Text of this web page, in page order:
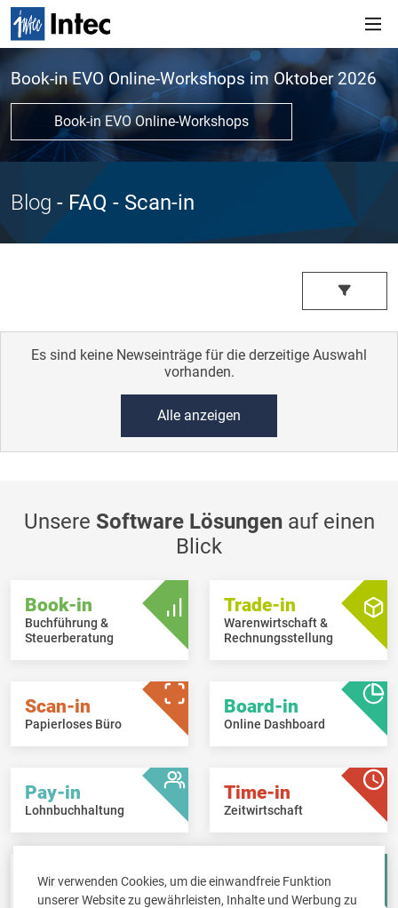
Wir verwenden Cookies, um die einwandfreie Funktion
unserer Website zu gewährleisten, Inhalte und Werbung zu
Book-in EVO Online-Workshops im Oktober 2026
Book-in EVO Online-Workshops
Blog - FAQ - Scan-in
Es sind keine Newseinträge für die derzeitige Auswahl
vorhanden.
Alle anzeigen
Unsere Software Lösungenauf einen
Blick
Book-in
Buchführung &
Steuerberatung
Trade-in
Warenwirtschaft &
Rechnungsstellung
Scan-in
Papierloses Büro
Board-in
Online Dashboard
Pay-in
Lohnbuchhaltung
Time-in
Zeitwirtschaft
Fisc-in
Steuererklärungen
Account-in
Jahresabschlüsse